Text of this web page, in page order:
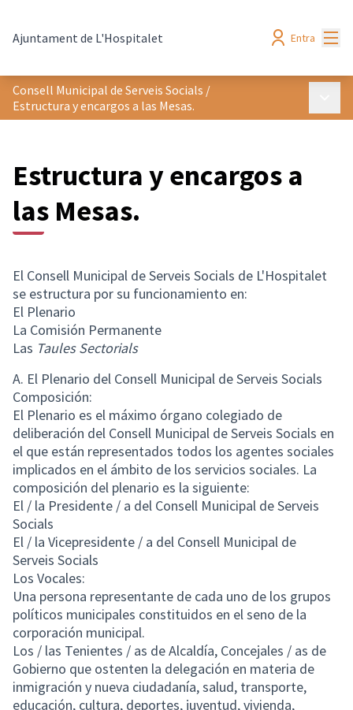
Ajuntament de L'Hospitalet Entra
Consell Municipal de Serveis Socials /
Estructura y encargos a las Mesas.
Estructura y encargos a
las Mesas.
El Consell Municipal de Serveis Socials de L'Hospitalet
se estructura por su funcionamiento en:
El Plenario
La Comisión Permanente
Las Taules Sectorials
A. El Plenario del Consell Municipal de Serveis Socials
Composición:
El Plenario es el máximo órgano colegiado de
deliberación del Consell Municipal de Serveis Socials en
el que están representados todos los agentes sociales
implicados en el ámbito de los servicios sociales. La
composición del plenario es la siguiente:
El / la Presidente / a del Consell Municipal de Serveis
Socials
El / la Vicepresidente / a del Consell Municipal de
Serveis Socials
Los Vocales:
Una persona representante de cada uno de los grupos
políticos municipales constituidos en el seno de la
corporación municipal.
Los / las Tenientes / as de Alcaldía, Concejales / as de
Gobierno que ostenten la delegación en materia de
inmigración y nueva ciudadanía, salud, transporte,
educación, cultura, deportes, juventud, vivienda,